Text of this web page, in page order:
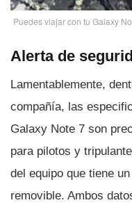
Puedes viajar con tu Galaxy
Alerta de
Lamentablemente,
compañí­a, las
Galaxy Note 7 son
para pilotos y
del equipo que tiene
removible. Ambos